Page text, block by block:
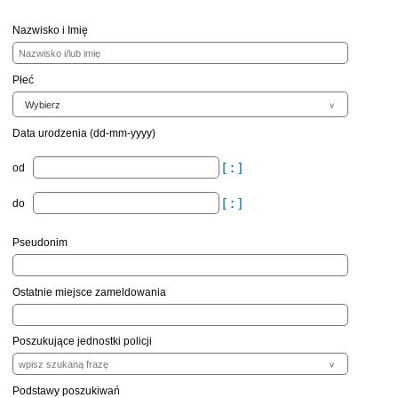
Nazwisko i Imię
Płeć
Data urodzenia (dd-mm-yyyy)
od
do
Pseudonim
Ostatnie miejsce zameldowania
Poszukujące jednostki policji
Podstawy poszukiwań